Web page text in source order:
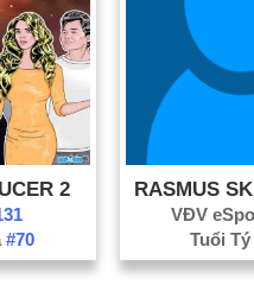
2
#70
RASMUS
VĐV
Tuổi Tý